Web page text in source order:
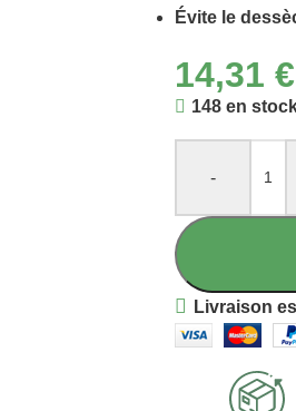
Évite le
14,31€
148 en
-
Livraison